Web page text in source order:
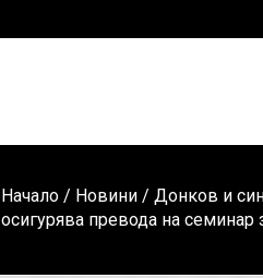
Начало / Новини / Донков и
осигурява превода на семинар